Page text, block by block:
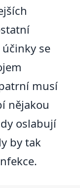
se
musí
nějakou
oslabují
by tak